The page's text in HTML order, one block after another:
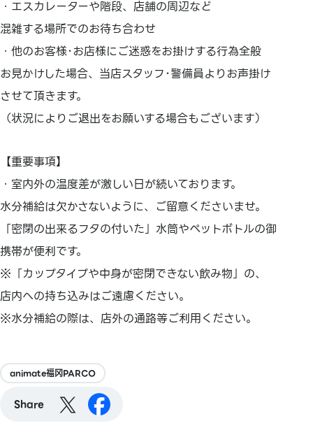
・エスカレーターや階段、店舗の周辺など
混雑する場所でのお待ち合わせ
・他のお客様･お店様にご迷惑をお掛けする行為全般
お見かけした場合、当店スタッフ･警備員よりお声掛け
させて頂きます。
（状況によりご退出をお願いする場合もございます）
【重要事項】
・室内外の温度差が激しい日が続いております。
水分補給は欠かさないように、ご留意くださいませ。
「密閉の出来るフタの付いた」水筒やペットボトルの御
携帯が便利です。
※「カップタイプや中身が密閉できない飲み物」の、
店内への持ち込みはご遠慮ください。
※水分補給の際は、店外の通路等ご利用ください。
animate福冈PARCO
Share